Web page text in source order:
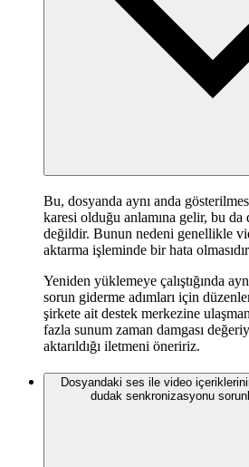
Bu, dosyanda aynı anda
karesi olduğu anlamına gelir, bu
değildir. Bunun nedeni genellikle
aktarma işleminde bir hata
Yeniden yüklemeye çalıştığında
sorun giderme adımları için
şirkete ait destek merkezine
fazla sunum zaman damgası
aktarıldığı iletmeni öneririz.
Dosyandaki ses ile video
dudak senkronizasyonu